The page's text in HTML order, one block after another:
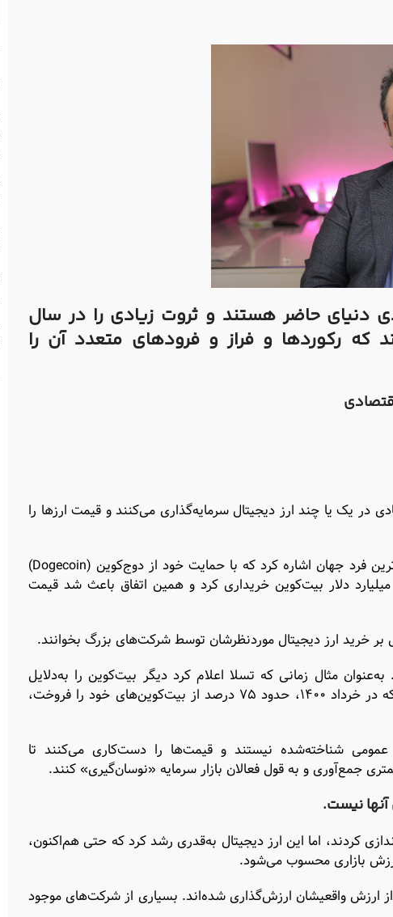
دنیای حاضر هستند و ثروت زیادی را در سال
که رکوردها و فراز و فرودهای متعدد آن را
در یک یا چند ارز دیجیتال سرمایه‌گذاری می‌کنند و قیمت ارزها را
برای مثال می‌توان به ایلان ماسک، بنیان‌گذار شرکت تسلا و ثروتمندترین فرد جهان اشاره کرد که با حمایت خود از دوج‌کوین (Dogecoin)
باعث شد قیمت آن به‌شدت رشد کند. ماسک در اسفند ۱۳۹۹ ۱٫۵ میلیارد دلار بیت‌کوین خریداری کرد و همین اتفاق باعث شد قیمت
خرید ارز دیجیتال موردنظرشان توسط شرکت‌های بزرگ بخوانند.
مثال زمانی که تسلا اعلام کرد دیگر بیت‌کوین را به‌دلایل
زیست‌محیطی به‌عنوان یک روش پرداخت نمی‌پذیرد و نیز بعد از اینکه در خرداد ۱۴۰۰، حدود ۷۵ درصد از بیت‌کوین‌های خود را فروخت،
عمومی شناخته‌شده نیستند و قیمت‌ها را دست‌کاری می‌کنند تا
جمع‌آوری و به قول فعالان بازار سرمایه «نوسان‌گیری» کنند.
نیست.
کردند، اما این ارز دیجیتال به‌قدری رشد کرد که حتی هم‌اکنون،
ارزش واقعیشان ارزش‌گذاری شده‌اند. بسیاری از شرکت‌های موجود